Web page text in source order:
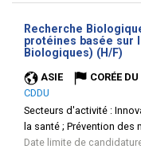
Recherche
protéines basée sur
Biologiques) (H/F)
ASIE CORÉE
CDDU
Secteurs d'activité :
la santé ; Prévention
Date limite de